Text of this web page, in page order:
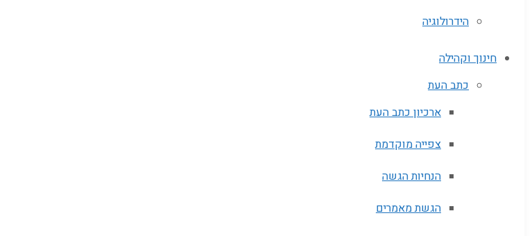
הידרולוגיה
חינוך וקהילה
כתב העת
ארכיון כתב העת
צפייה מוקדמת
הנחיות הגשה
הגשת מאמרים